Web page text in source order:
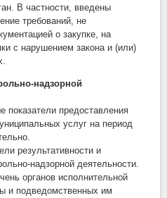
В частности, введены
требований, не
о закупке, на
с нарушением закона и (или)
надзорной
показатели предоставления
услуг на период
результативности и
надзорной деятельности.
органов исполнительной
и подведомственных им